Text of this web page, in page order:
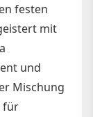
festen
mit
und
Mischung
für